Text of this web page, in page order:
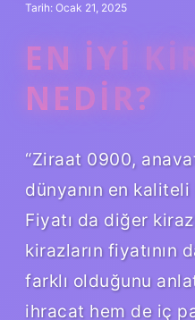
Tarih: Ocak 21, 2025
EN IYI
NEDIR?
“Ziraat 0900,
dünyanın en
Fiyatı da diğer
kirazların fiyatının
farklı olduğunu
ihracat hem de iç